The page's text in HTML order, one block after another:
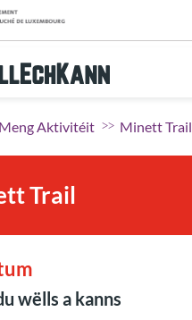
Meng Aktivitéit Minett Trail
Trail
wëlls a kanns